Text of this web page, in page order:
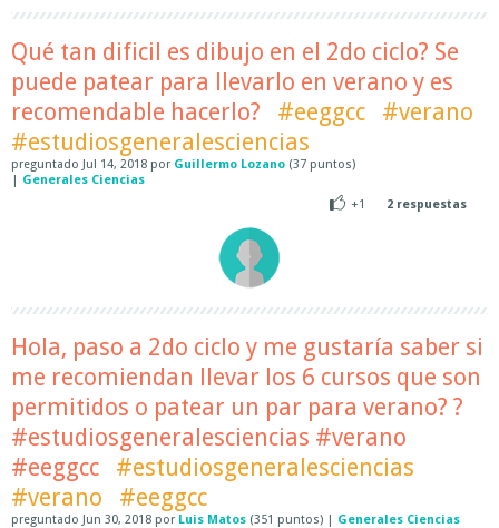
Qué tan dificil es dibujo en el 2do ciclo? Se
puede patear para llevarlo en verano y es
recomendable hacerlo?
#eeggcc
#verano
#estudiosgeneralesciencias
preguntado Jul 14, 2018 por Guillermo Lozano (37 puntos)
| Generales Ciencias
+1
2 respuestas
Hola, paso a 2do ciclo y me gustaría saber si
me recomiendan llevar los 6 cursos que son
permitidos o patear un par para verano? ?
#estudiosgeneralesciencias #verano
#eeggcc
#estudiosgeneralesciencias
#verano
#eeggcc
preguntado Jun 30, 2018 por Luis Matos (351 puntos) | Generales Ciencias